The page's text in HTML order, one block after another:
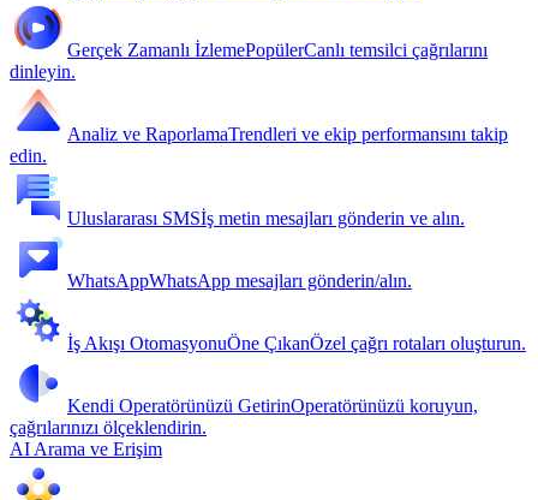
Gerçek Zamanlı İzlemePopülerCanlı temsilci çağrılarını
dinleyin.
Analiz ve RaporlamaTrendleri ve ekip performansını takip
edin.
Uluslararası SMSİş metin mesajları gönderin ve alın.
WhatsAppWhatsApp mesajları gönderin/alın.
İş Akışı OtomasyonuÖne ÇıkanÖzel çağrı rotaları oluşturun.
Kendi Operatörünüzü GetirinOperatörünüzü koruyun,
çağrılarınızı ölçeklendirin.
AI Arama ve Erişim